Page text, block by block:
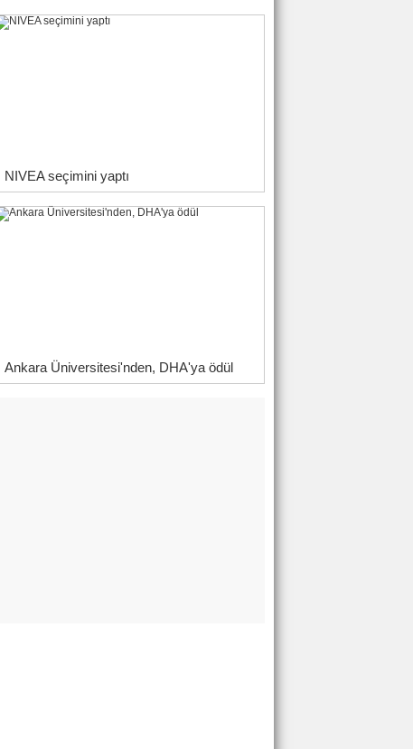
NIVEA seçimini yaptı
Ankara Üniversitesi'nden, DHA'ya ödül